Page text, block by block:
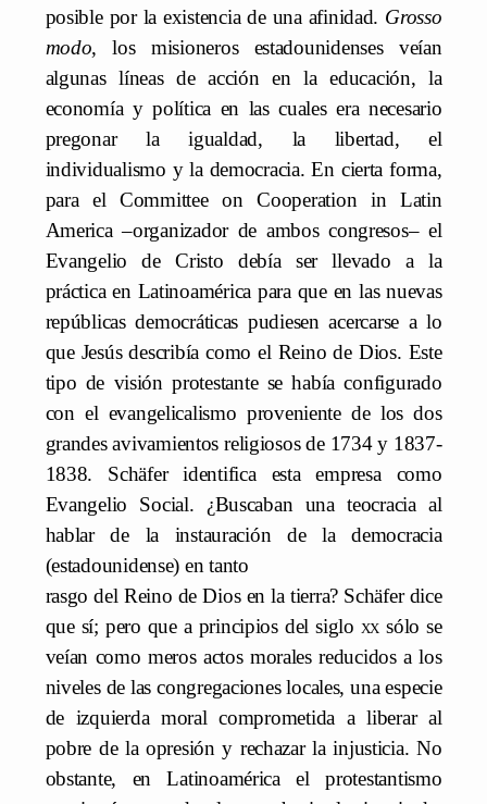
posible por la existencia de una afinidad. Grosso
modo, los misioneros estadounidenses veían
algunas líneas de acción en la educación, la
economía y política en las cuales era necesario
pregonar la igualdad, la libertad, el
individualismo y la democracia. En cierta forma,
para el Committee on Cooperation in Latin
America –organizador de ambos congresos– el
Evangelio de Cristo debía ser llevado a la
práctica en Latinoamérica para que en las nuevas
repúblicas democráticas pudiesen acercarse a lo
que Jesús describía como el Reino de Dios. Este
tipo de visión protestante se había configurado
con el evangelicalismo proveniente de los dos
grandes avivamientos religiosos de 1734 y 1837-
1838. Schäfer identifica esta empresa como
Evangelio Social. ¿Buscaban una teocracia al
hablar de la instauración de la democracia
(estadounidense) en tanto
rasgo del Reino de Dios en la tierra? Schäfer dice
que sí; pero que a principios del siglo xx sólo se
veían como meros actos morales reducidos a los
niveles de las congregaciones locales, una especie
de izquierda moral comprometida a liberar al
pobre de la opresión y rechazar la injusticia. No
obstante, en Latinoamérica el protestantismo